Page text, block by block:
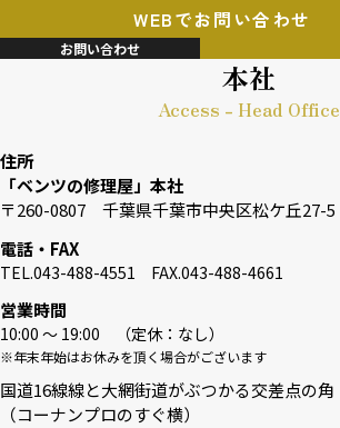
WEBでお問い合わせ
お問い合わせ
本社
Access - Head Office
住所
「ベンツの修理屋」本社
〒260-0807 千葉県千葉市中央区松ケ丘27-5
電話・FAX
TEL.043-488-4551 FAX.043-488-4661
営業時間
10:00 〜 19:00 （定休：なし）
※年末年始はお休みを頂く場合がございます
国道16線線と大網街道がぶつかる交差点の角
（コーナンプロのすぐ横）